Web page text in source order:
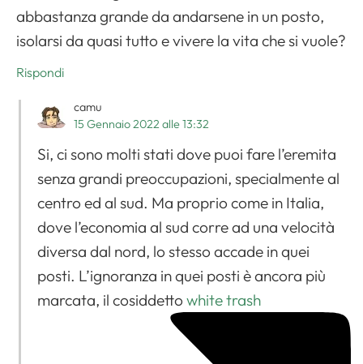
abbastanza grande da andarsene in un posto,
isolarsi da quasi tutto e vivere la vita che si vuole?
Rispondi
camu
15 Gennaio 2022 alle 13:32
Si, ci sono molti stati dove puoi fare l’eremita
senza grandi preoccupazioni, specialmente al
centro ed al sud. Ma proprio come in Italia,
dove l’economia al sud corre ad una velocità
diversa dal nord, lo stesso accade in quei
posti. L’ignoranza in quei posti è ancora più
marcata, il cosiddetto white trash